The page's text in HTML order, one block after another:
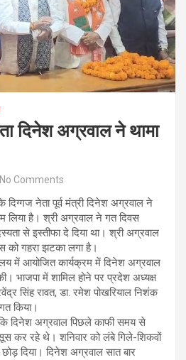
दिनेश अग्रवाल ने थामा
No Comments
नेता पूर्व मंत्री दिनेश अग्रवाल ने
लिया है। श्री अग्रवाल ने गत दिवस
से इस्तीफा दे दिया था। श्री अग्रवाल
गहरा झटका लगा है।
में आयोजित कार्यक्रम में दिनेश अग्रवाल
भाजपा में शामिल होने पर प्रदेश अध्यक्ष
सिंह रावत, डा. रमेश पोखरियाल निशंक
किया।
कि दिनेश अग्रवाल पिछले काफी समय से
कर रहे थे। शनिवार को लंबे गिले-शिकवों
दिया। दिनेश अग्रवाल सात बार